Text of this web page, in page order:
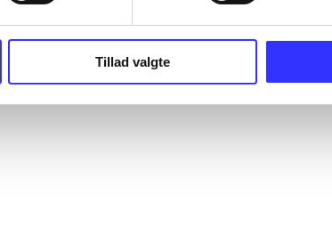
Tillad valgte